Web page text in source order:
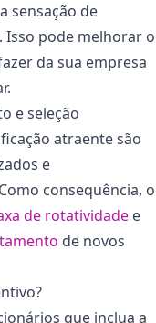
sensação de
Isso pode melhorar o
da sua empresa
e seleção
atraente são
​​e
consequência, o
de rotatividade e
de novos
que inclua a